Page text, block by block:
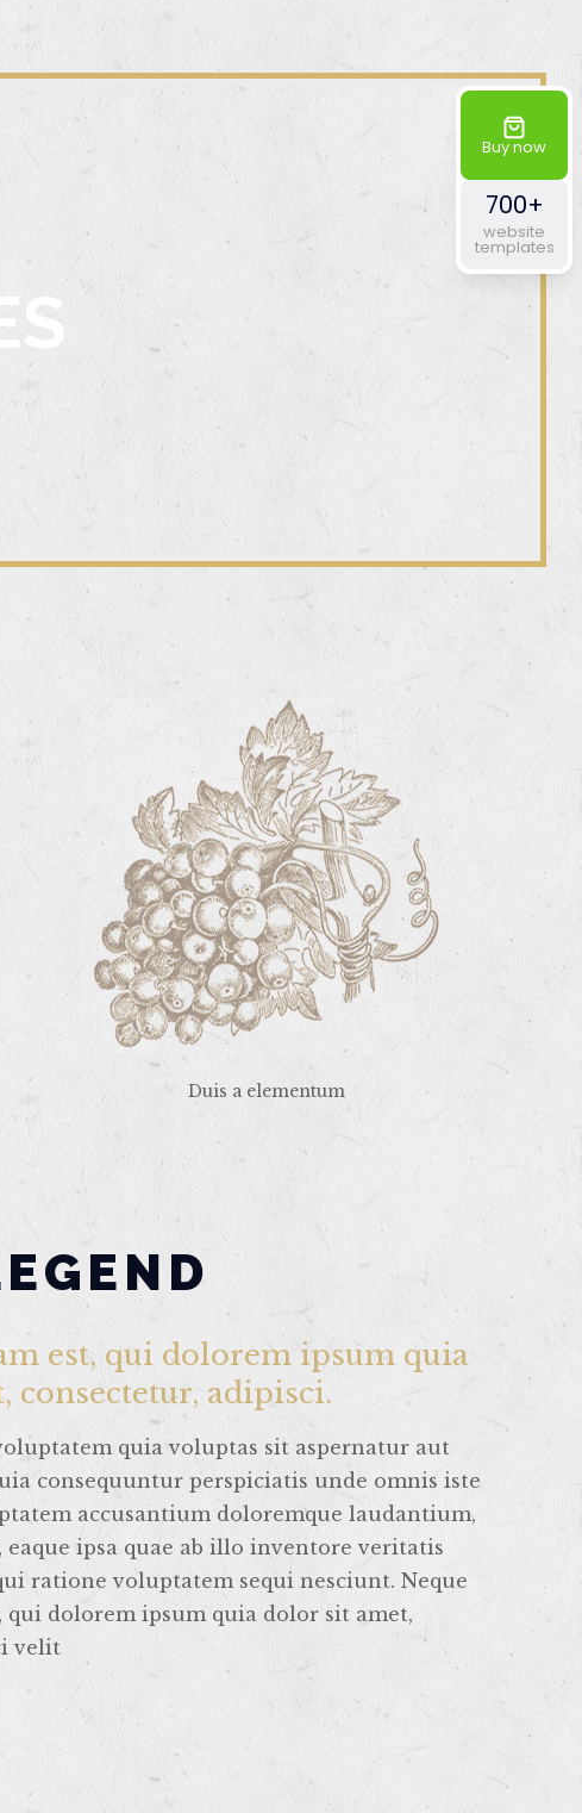
Duis a elementum
est, qui dolorem ipsum quia
consectetur, adipisci.
quia voluptas sit aspernatur aut
consequuntur perspiciatis unde omnis iste
accusantium doloremque laudantium,
ipsa quae ab illo inventore veritatis
ratione voluptatem sequi nesciunt. Neque
qui dolorem ipsum quia dolor sit amet,
velit
Buy now
700+
website
templates